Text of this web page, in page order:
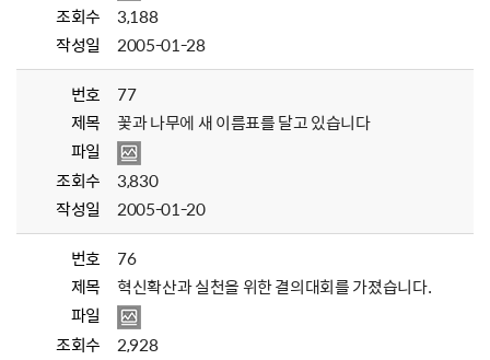
조회수
3,188
작성일
2005-01-28
번호
77
제목
꽃과 나무에 새 이름표를 달고 있습니다
파일
조회수
3,830
작성일
2005-01-20
번호
76
제목
혁신확산과 실천을 위한 결의대회를 가졌습니다.
파일
조회수
2,928